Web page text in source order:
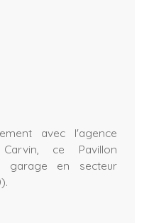
avec l'agence
Carvin, ce Pavillon
garage en secteur